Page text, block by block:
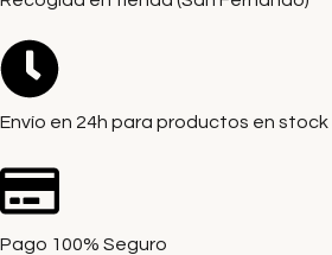
Envío en 24h para productos en stock
Pago 100% Seguro